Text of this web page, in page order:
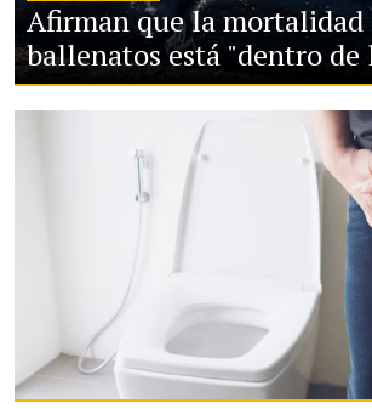
Afirman que la mortalidad
ballenatos está "dentro